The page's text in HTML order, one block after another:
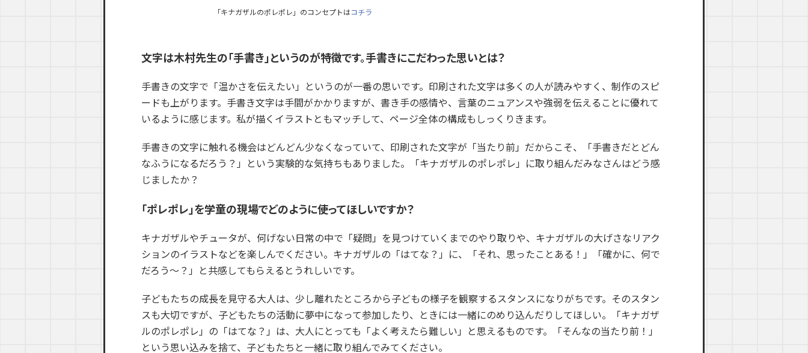
「キナガザルのポレポレ」のコンセプトはコチラ
文字は木村先生の「手書き」というのが特徴です。手書きにこだわった思いとは？
手書きの文字で「温かさを伝えたい」というのが一番の思いです。印刷された文字は多くの人が読みやすく、制作のスピ
ードも上がります。手書き文字は手間がかかりますが、書き手の感情や、言葉のニュアンスや強弱を伝えることに優れて
いるように感じます。私が描くイラストともマッチして、ページ全体の構成もしっくりきます。
手書きの文字に触れる機会はどんどん少なくなっていて、印刷された文字が「当たり前」だからこそ、「手書きだとどん
なふうになるだろう？」という実験的な気持ちもありました。「キナガザルのポレポレ」に取り組んだみなさんはどう感
じましたか？
「ポレポレ」を学童の現場でどのように使ってほしいですか？
キナガザルやチュータが、何げない日常の中で「疑問」を見つけていくまでのやり取りや、キナガザルの大げさなリアク
ションのイラストなどを楽しんでください。キナガザルの「はてな？」に、「それ、思ったことある！」「確かに、何で
だろう〜？」と共感してもらえるとうれしいです。
子どもたちの成長を見守る大人は、少し離れたところから子どもの様子を観察するスタンスになりがちです。そのスタン
スも大切ですが、子どもたちの活動に夢中になって参加したり、ときには一緒にのめり込んだりしてほしい。「キナガザ
ルのポレポレ」の「はてな？」は、大人にとっても「よく考えたら難しい」と思えるものです。「そんなの当たり前！」
という思い込みを捨て、子どもたちと一緒に取り組んでみてください。